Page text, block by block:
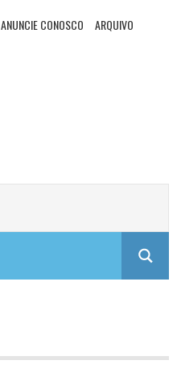
ANUNCIE CONOSCO ARQUIVO